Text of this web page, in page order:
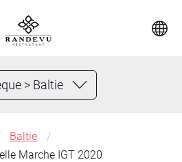
> Baltie
Baltie
Marche IGT 2020